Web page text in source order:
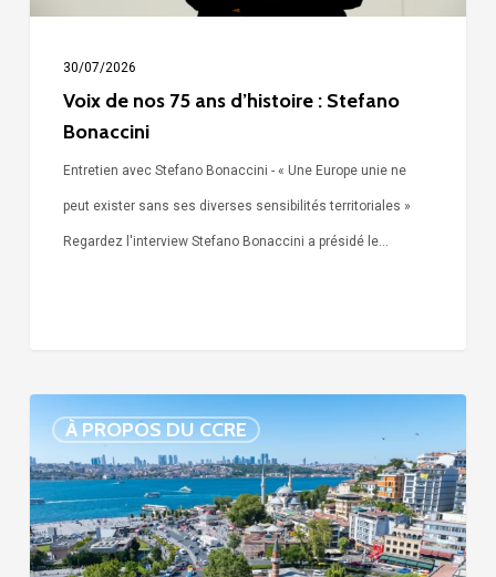
30/07/2026
Voix de nos 75 ans d’histoire : Stefano
Bonaccini
Entretien avec Stefano Bonaccini - « Une Europe unie ne
peut exister sans ses diverses sensibilités territoriales »
Regardez l'interview Stefano Bonaccini a présidé le…
À PROPOS DU CCRE
la
maire
Sinem